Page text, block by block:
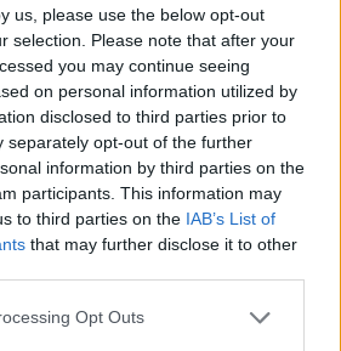
us, please use the below opt-out
selection. Please note that after your
you may continue seeing
on personal information utilized by
disclosed to third parties prior to
separately opt-out of the further
information by third parties on the
participants. This information may
to third parties on the IAB’s List of
that may further disclose it to other
app uses one or more Google
Opt Outs
ΑΠΟ ΤΗΝ